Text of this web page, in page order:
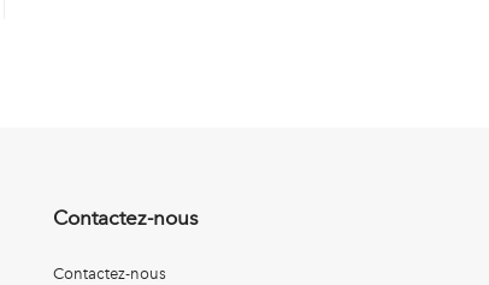
Contactez-nous
Contactez-nous